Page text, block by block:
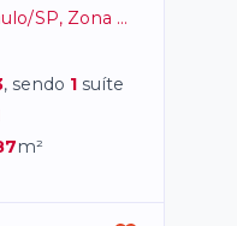
Zona Oeste
, sendo 1 suíte
m²